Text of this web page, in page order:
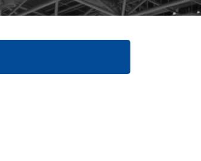
●事務局への質問・お問合せ
●スポーツ少年団助成事業